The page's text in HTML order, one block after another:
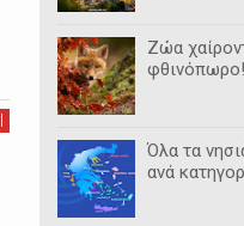
Ζώα
φθινόπωρο!
Όλα τα
ανά